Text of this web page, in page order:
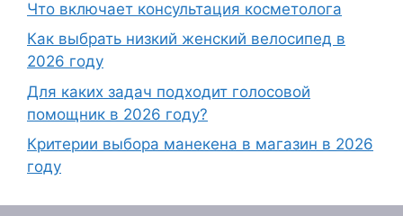
Что включает консультация косметолога
Как выбрать низкий женский велосипед в
2026 году
Для каких задач подходит голосовой
помощник в 2026 году?
Критерии выбора манекена в магазин в 2026
году